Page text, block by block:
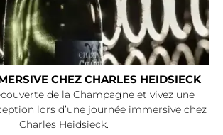
CHEZ CHARLES HEIDSIECK
de la Champagne et vivez une
lors d’une journée immersive chez
Charles Heidsieck.